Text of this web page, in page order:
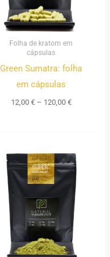
Folha de kratom em
cápsulas
Green Sumatra: folha
em cápsulas
12,00 € – 120,00 €
Price
range:
9,00 €
through
155,00 €